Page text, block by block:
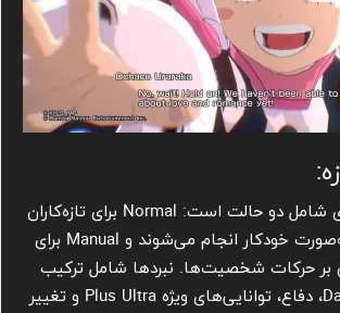
سیستم مبارزه بازی شامل دو حالت است: Normal برای تازه‌کاران
که برخی حرکات به‌صورت خودکار انجام می‌شوند و Manual برای
بر حرکات شخصیت‌ها. نبردها شامل ترکیب
حملات، حرکات Dash، دفاع، توانایی‌های ویژه Plus Ultra و تغییر